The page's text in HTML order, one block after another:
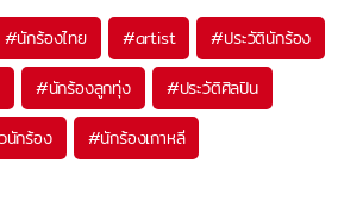
#นักร้องไทย #artist #ประวัตินักร้อง
#นักร้องลูกทุ่ง #ประวัติศิลปิน
นักร้อง #นักร้องเกาหลี